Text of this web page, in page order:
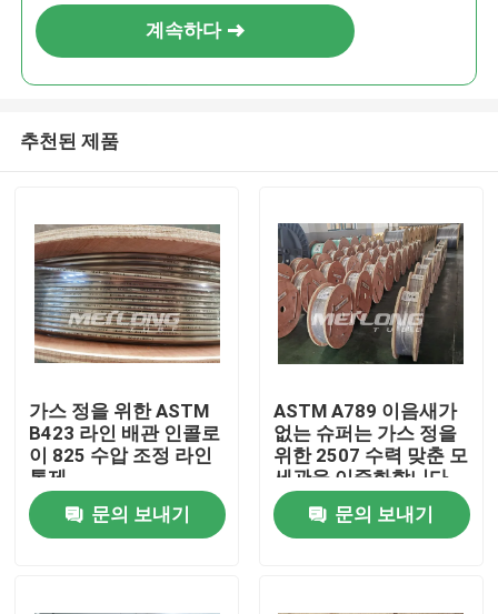
집
계속하다
추천된 제품
가스 정을 위한 ASTM
B423 라인 배관 인콜로
이 825 수압 조정 라인
통제
문의 보내기
ASTM A789 이음새가
없는 슈퍼는 가스 정을
위한 2507 수력 맞춘 모
세관을 이중화합니다
문의 보내기